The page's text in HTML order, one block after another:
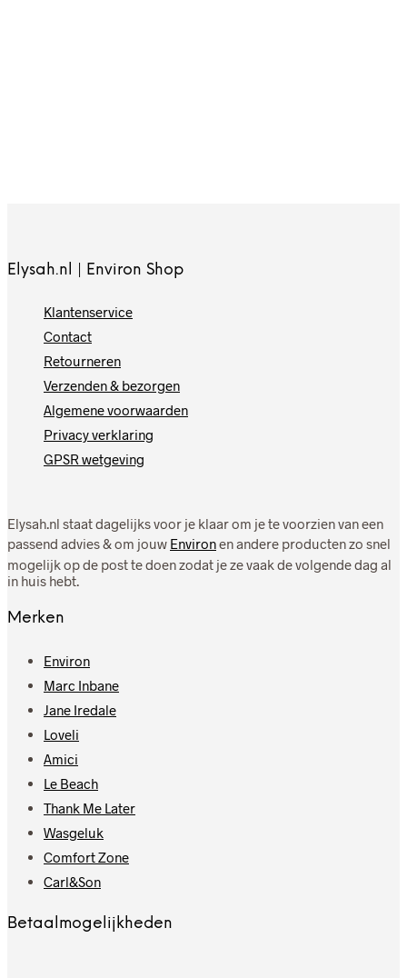
Elysah.nl | Environ Shop
Klantenservice
Contact
Retourneren
Verzenden & bezorgen
Algemene voorwaarden
Privacy verklaring
GPSR wetgeving
Elysah.nl staat dagelijks voor je klaar om je te voorzien van een
passend advies & om jouw Environen andere producten zo snel
mogelijk op de post te doen zodat je ze vaak de volgende dag al
in huis hebt.
Merken
Environ
Marc Inbane
Jane Iredale
Loveli
Amici
Le Beach
Thank Me Later
Wasgeluk
Comfort Zone
Carl&Son
Betaalmogelijkheden